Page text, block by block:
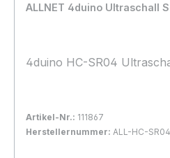
ALLNET 4duino Ultraschall
4duino HC-
Artikel-Nr.: 111867
Herstellernummer: ALL-HC-